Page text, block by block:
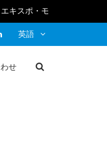
スポ・モロッコ 2026 2月
英語
せ